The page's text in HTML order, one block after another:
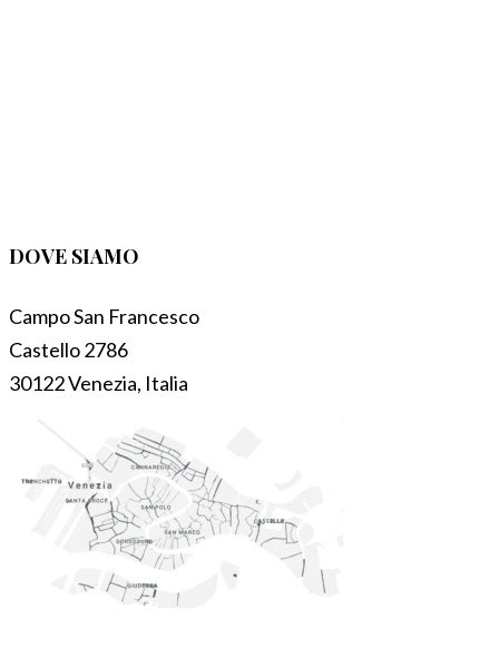
DOVE SIAMO
Campo San Francesco
Castello 2786
30122 Venezia, Italia